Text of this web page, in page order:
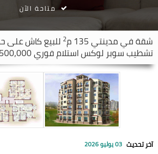
شقة فيمدينتي 2 للبيع كاش على
تشطيب سوبر لوكس استلام فوري 7,500,000 ج
متاحة الآن
آخر تحديث 03 يوليو 2026